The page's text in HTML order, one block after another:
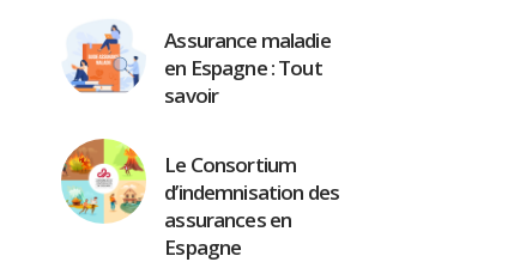
Assurance maladie
en Espagne : Tout
savoir
Le Consortium
d’indemnisation des
assurances en
Espagne